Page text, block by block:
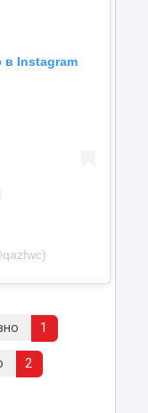
в Instagram
1
2